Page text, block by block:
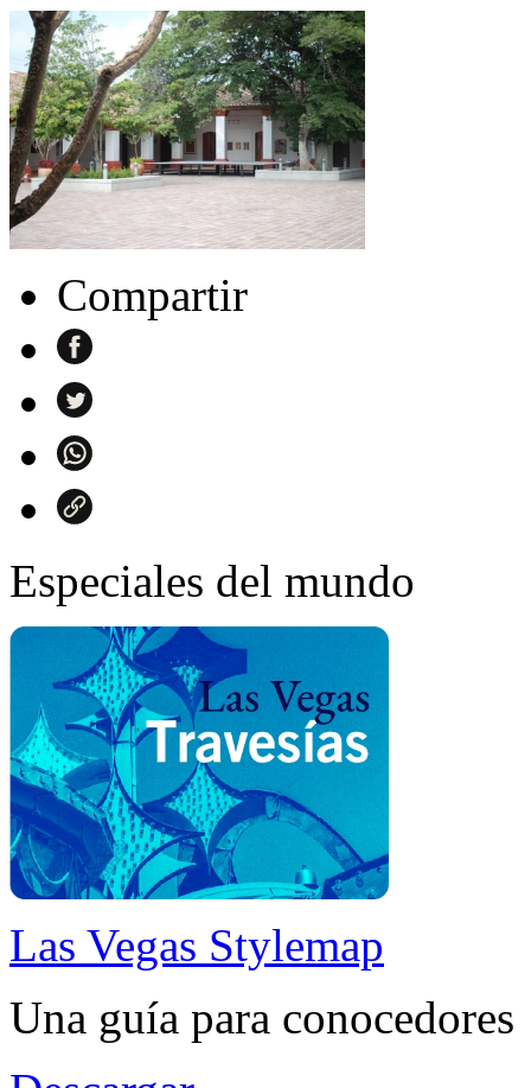
Compartir
Especiales del mundo
Las Vegas Stylemap
Una guía para conocedores